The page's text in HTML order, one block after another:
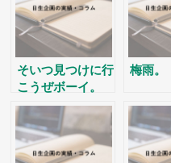
そいつ見つけに行
こうぜボーイ。
梅雨。